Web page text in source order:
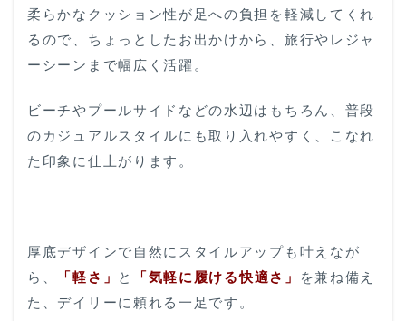
柔らかなクッション性が足への負担を軽減してくれ
るので、ちょっとしたお出かけから、旅行やレジャ
ーシーンまで幅広く活躍。
ビーチやプールサイドなどの水辺はもちろん、普段
のカジュアルスタイルにも取り入れやすく、こなれ
た印象に仕上がります。
厚底デザインで自然にスタイルアップも叶えなが
ら、
「軽さ」 と 「気軽に履ける快適さ」
を兼ね備え
た、デイリーに頼れる一足です。